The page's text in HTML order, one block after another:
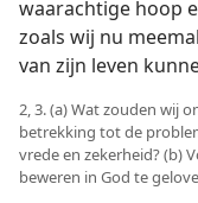
waarachtige hoop
zoals wij nu
van zijn leven
2, 3. (a) Wat zouden wij
betrekking tot de
vrede en zekerheid? (b)
beweren in God te